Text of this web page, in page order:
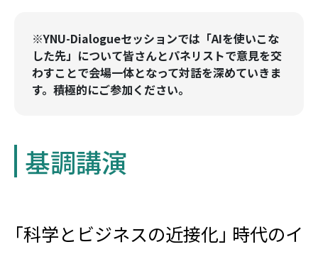
※YNU-Dialogueセッションでは「AIを使いこな
した先」について皆さんとパネリストで意見を交
わすことで会場一体となって対話を深めていきま
す。積極的にご参加ください。
基調講演
｢科学とビジネスの近接化｣ 時代のイ